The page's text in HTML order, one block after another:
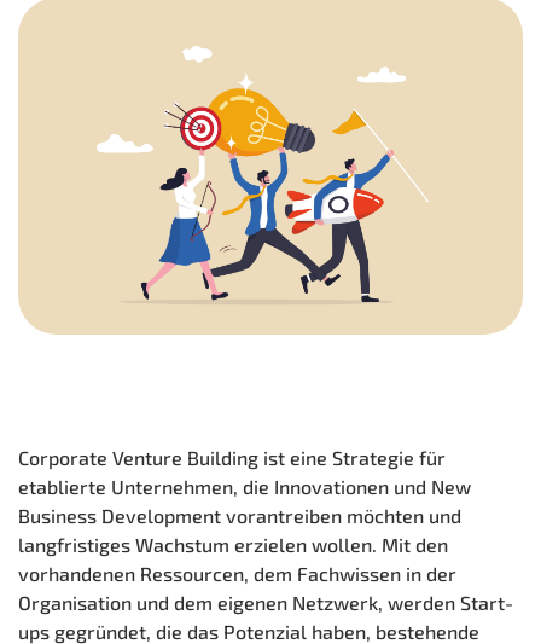
Corporate Venture Building ist eine Strategie für
etablierte Unternehmen, die Innovationen und New
Business Development vorantreiben möchten und
langfristiges Wachstum erzielen wollen. Mit den
vorhandenen Ressourcen, dem Fachwissen in der
Organisation und dem eigenen Netzwerk, werden Start-
ups gegründet, die das Potenzial haben, bestehende